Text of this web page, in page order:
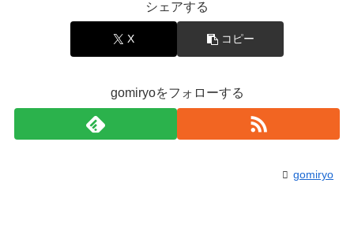
シェアする
X コピー
gomiryoをフォローする
gomiryo